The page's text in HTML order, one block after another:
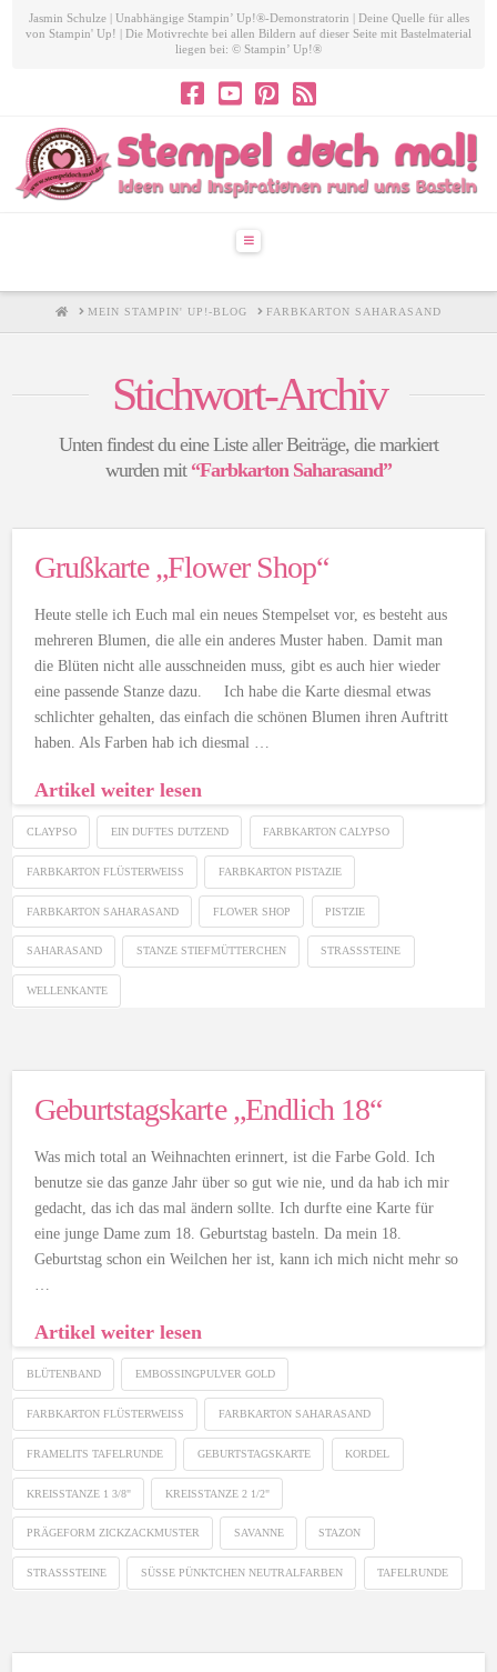
Jasmin Schulze | Unabhängige Stampin’ Up!®-Demonstratorin | Deine Quelle für alles
von Stampin' Up! | Die Motivrechte bei allen Bildern auf dieser Seite mit Bastelmaterial
liegen bei: © Stampin’ Up!®
Navigation
HOMEMEIN STAMPIN' UP!-BLOG FARBKARTON SAHARASAND
Stichwort-Archiv
Unten findest du eine Liste aller Beiträge, die markiert
wurden mit “Farbkarton Saharasand”
Grußkarte „Flower Shop“
Heute stelle ich Euch mal ein neues Stempelset vor, es besteht aus
mehreren Blumen, die alle ein anderes Muster haben. Damit man
die Blüten nicht alle ausschneiden muss, gibt es auch hier wieder
eine passende Stanze dazu. Ich habe die Karte diesmal etwas
schlichter gehalten, das einfach die schönen Blumen ihren Auftritt
haben. Als Farben hab ich diesmal …
Artikel weiter lesen
CLAYPSO EIN DUFTES DUTZEND FARBKARTON CALYPSO
FARBKARTON FLÜSTERWEISS FARBKARTON PISTAZIE
FARBKARTON SAHARASAND FLOWER SHOP PISTZIE
SAHARASAND STANZE STIEFMÜTTERCHEN STRASSSTEINE
WELLENKANTE
Geburtstagskarte „Endlich 18“
Was mich total an Weihnachten erinnert, ist die Farbe Gold. Ich
benutze sie das ganze Jahr über so gut wie nie, und da hab ich mir
gedacht, das ich das mal ändern sollte. Ich durfte eine Karte für
eine junge Dame zum 18. Geburtstag basteln. Da mein 18.
Geburtstag schon ein Weilchen her ist, kann ich mich nicht mehr so
…
Artikel weiter lesen
BLÜTENBAND EMBOSSINGPULVER GOLD
FARBKARTON FLÜSTERWEISS FARBKARTON SAHARASAND
FRAMELITS TAFELRUNDE GEBURTSTAGSKARTE KORDEL
KREISSTANZE 1 3/8" KREISSTANZE 2 1/2"
PRÄGEFORM ZICKZACKMUSTER SAVANNE STAZON
STRASSSTEINE SÜSSE PÜNKTCHEN NEUTRALFARBEN TAFELRUNDE